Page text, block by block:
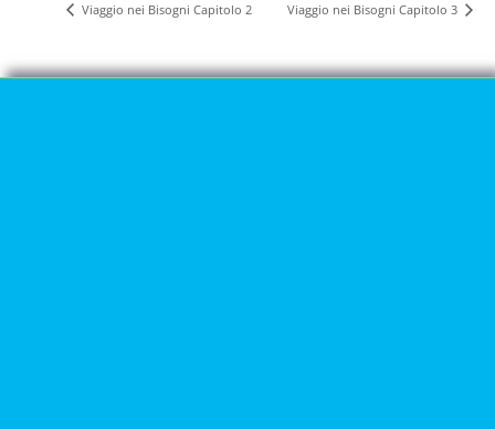
Viaggio nei Bisogni Capitolo 2 Viaggio nei Bisogni Capitolo 3